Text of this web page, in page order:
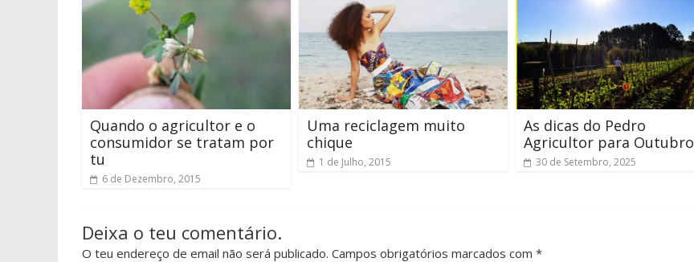
Quando o agricultor e o
consumidor se tratam por
tu
6 de Dezembro, 2015
Uma reciclagem muito
chique
1 de Julho, 2015
As dicas do Pedro
Agricultor para Outubro
30 de Setembro, 2025
Deixa o teu comentário.
O teu endereço de email não será publicado. Campos obrigatórios marcados com *